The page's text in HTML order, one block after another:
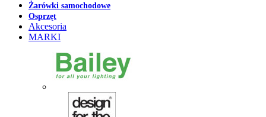
Żarówki samochodowe
Osprzęt
Akcesoria
MARKI